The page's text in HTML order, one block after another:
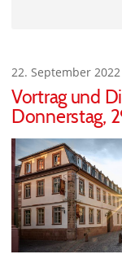
22. September
Vortrag und
Donnerstag,